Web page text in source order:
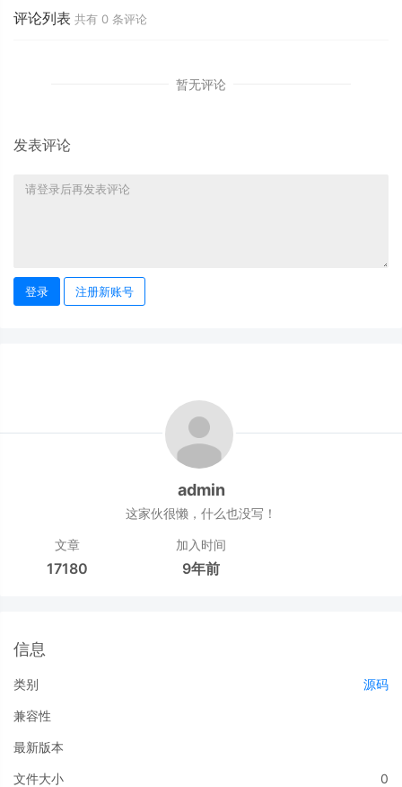
评论列表 共有 0 条评论
暂无评论
发表评论
登录 注册新账号
admin
这家伙很懒，什么也没写！
文章
17180
加入时间
9年前
信息
类别 源码
兼容性
最新版本
文件大小 0